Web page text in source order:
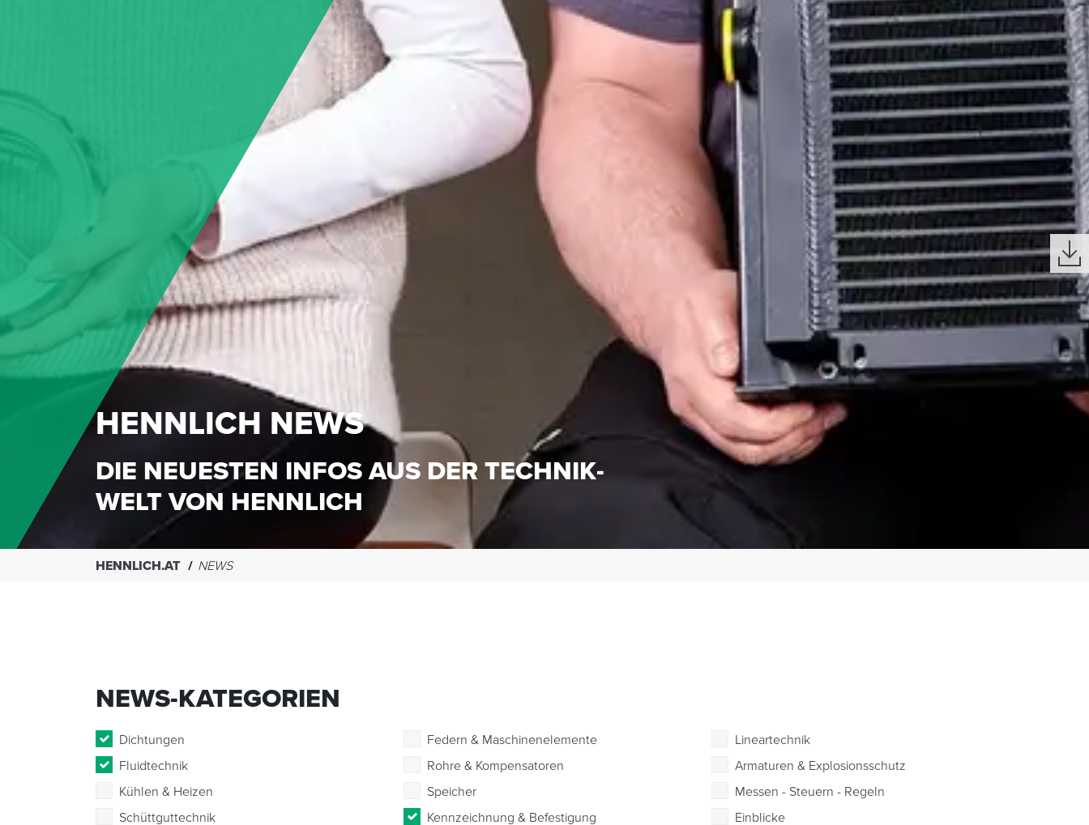
HENNLICH NEWS
DIE NEUESTEN INFOS AUS DER TECHNIK-
WELT VON HENNLICH
HENNLICH.AT NEWS
NEWS-KATEGORIEN
Dichtungen Federn & Maschinenelemente
Lineartechnik
Fluidtechnik
Rohre & Kompensatoren
Armaturen & Explosionsschutz
Kühlen & Heizen
Speicher
Messen - Steuern - Regeln
Schüttguttechnik
Kennzeichnung & Befestigung Einblicke